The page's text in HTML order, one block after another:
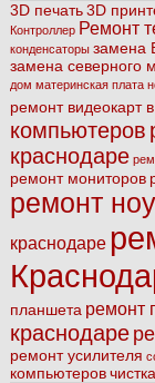
3D печать3D
Контроллер Ремонт
конденсаторы замена
замена северного
дом материнская плата
ремонт видеокарт
компьютеров
краснодаре
ремонт мониторов
ремонт
краснодаре
планшета ремонт
краснодаре
ремонт усилителя
компьютеров